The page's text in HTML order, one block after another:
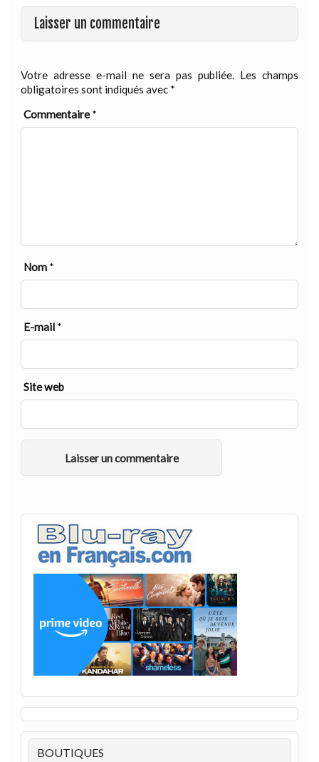
Laisser un commentaire
Votre adresse e-mail ne sera pas publiée. Les champs
obligatoires sont indiqués avec *
Commentaire*
Nom *
E-mail *
Site web
BOUTIQUES